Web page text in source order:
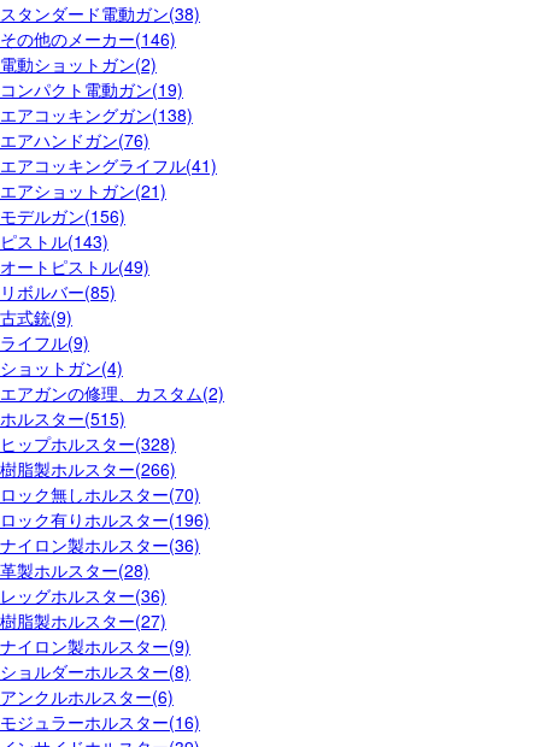
スタンダード電動ガン(38)
その他のメーカー(146)
電動ショットガン(2)
コンパクト電動ガン(19)
エアコッキングガン(138)
エアハンドガン(76)
エアコッキングライフル(41)
エアショットガン(21)
モデルガン(156)
ピストル(143)
オートピストル(49)
リボルバー(85)
古式銃(9)
ライフル(9)
ショットガン(4)
エアガンの修理、カスタム(2)
ホルスター(515)
ヒップホルスター(328)
樹脂製ホルスター(266)
ロック無しホルスター(70)
ロック有りホルスター(196)
ナイロン製ホルスター(36)
革製ホルスター(28)
レッグホルスター(36)
樹脂製ホルスター(27)
ナイロン製ホルスター(9)
ショルダーホルスター(8)
アンクルホルスター(6)
モジュラーホルスター(16)